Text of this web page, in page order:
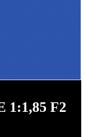
1:1,85 F2